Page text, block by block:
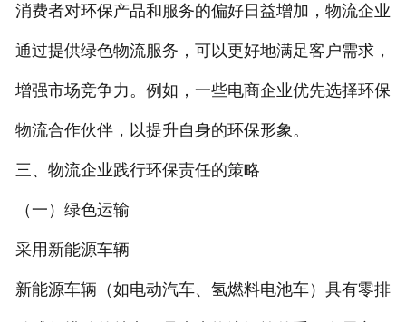
消费者对环保产品和服务的偏好日益增加，物流企业
通过提供绿色物流服务，可以更好地满足客户需求，
增强市场竞争力。例如，一些电商企业优先选择环保
物流合作伙伴，以提升自身的环保形象。
三、物流企业践行环保责任的策略
（一）绿色运输
采用新能源车辆
新能源车辆（如电动汽车、氢燃料电池车）具有零排